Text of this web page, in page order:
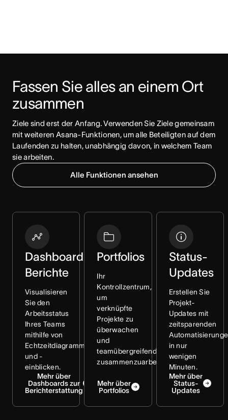
Fassen Sie alles an einem Ort
zusammen
Ziele sind erst der Anfang. Verwenden Sie Ziele gemeinsam
mit weiteren Asana-Funktionen, um alle Beteiligten auf dem
Laufenden zu halten, unabhängig davon, in welchem Team
sie arbeiten.
Alle Funktionen ansehen
Dashboard-
Berichte
Visualisieren
Sie den
Arbeitsstatus
Ihres Teams
mithilfe von
Echtzeitdiagrammen
und -
einblicken.
Mehr über
Dashboards zur
Berichterstattung
Portfolios
Ihr
Kontrollzentrum,
um
verknüpfte
Projekte zu
überwachen
und
teamübergreifend
zusammenzuarbeiten.
Mehr über
Portfolios
Status-
Updates
Erstellen Sie
Projekt-
Updates mit
zeitsparenden
in nur
wenigen
Minuten.
Mehr über
Status-
Updates